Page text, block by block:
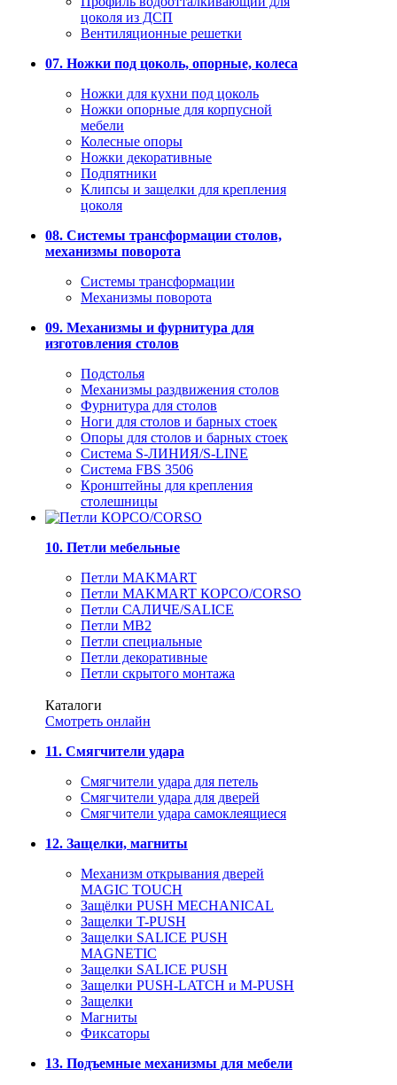
цоколя из ДСП
Вентиляционные решетки
07. Ножки под цоколь, опорные, колеса
Ножки для кухни под цоколь
Ножки опорные для корпусной
мебели
Колесные опоры
Ножки декоративные
Подпятники
Клипсы и защелки для крепления
цоколя
08. Системы трансформации столов,
механизмы поворота
Системы трансформации
Механизмы поворота
09. Механизмы и фурнитура для
изготовления столов
Подстолья
Механизмы раздвижения столов
Фурнитура для столов
Ноги для столов и барных стоек
Опоры для столов и барных стоек
Система S-ЛИНИЯ/S-LINE
Система FBS 3506
Кронштейны для крепления
столешницы
10. Петли мебельные
Петли MAKMART
Петли MAKMART КОРСО/CORSO
Петли САЛИЧЕ/SALICE
Петли MB2
Петли специальные
Петли декоративные
Петли скрытого монтажа
Каталоги
Смотреть онлайн
11. Смягчители удара
Смягчители удара для петель
Смягчители удара для дверей
Cмягчители удара самоклеящиеся
12. Защелки, магниты
Механизм открывания дверей
MAGIC TOUCH
Защёлки PUSH MECHANICAL
Защелки T-PUSH
Защелки SALICE PUSH
MAGNETIC
Защелки SALICE PUSH
Защелки PUSH-LATCH и M-PUSH
Защелки
Магниты
Фиксаторы
13. Подъемные механизмы для мебели